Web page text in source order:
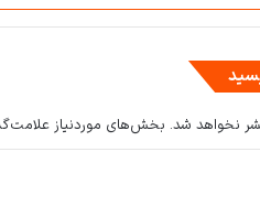
نخواهد شد. بخش‌های موردنیاز